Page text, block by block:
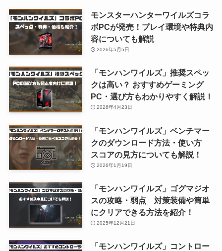
モンスターハンターワイルズコラ
ボPCが発売！プレイ環境や特典内
容についても解説
2026年5月5日
「モンハンワイルズ」推奨スペッ
クは高い？ おすすめゲーミング
PC・選び方もわかりやすく解説！
2026年4月23日
「モンハンワイルズ」ベンチマー
クのダウンロード方法・使い方
スコアの見方についても解説！
2026年1月19日
「モンハンワイルズ」ゴグマジオ
スの攻略・弱点 対策装備や簡単
にクリアできる方法を紹介！
2025年12月21日
「モンハンワイルズ」コントロー